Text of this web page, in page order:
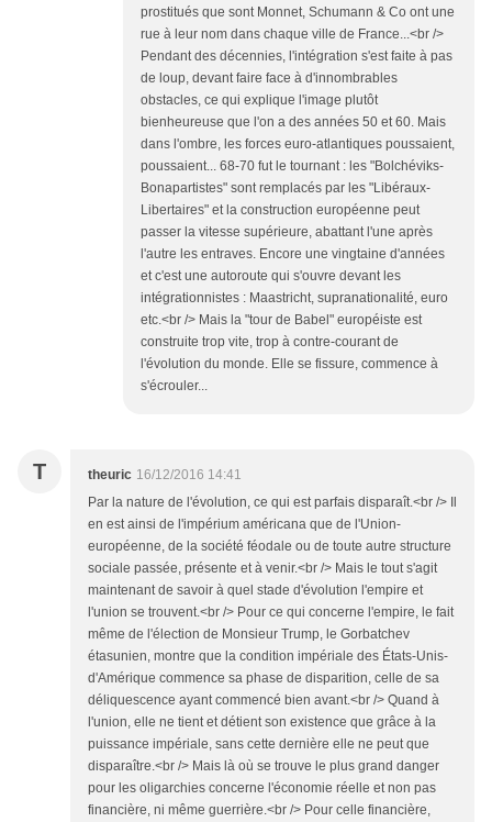
prostitués que sont Monnet, Schumann & Co ont une
rue à leur nom dans chaque ville de France...<br />
Pendant des décennies, l'intégration s'est faite à pas
de loup, devant faire face à d'innombrables
obstacles, ce qui explique l'image plutôt
bienheureuse que l'on a des années 50 et 60. Mais
dans l'ombre, les forces euro-atlantiques poussaient,
poussaient... 68-70 fut le tournant : les "Bolchéviks-
Bonapartistes" sont remplacés par les "Libéraux-
Libertaires" et la construction européenne peut
passer la vitesse supérieure, abattant l'une après
l'autre les entraves. Encore une vingtaine d'années
et c'est une autoroute qui s'ouvre devant les
intégrationnistes : Maastricht, supranationalité, euro
etc.<br /> Mais la "tour de Babel" européiste est
construite trop vite, trop à contre-courant de
l'évolution du monde. Elle se fissure, commence à
s'écrouler...
T theuric 16/12/2016 14:41
Par la nature de l'évolution, ce qui est parfais disparaît.<br /> Il
en est ainsi de l'impérium américana que de l'Union-
européenne, de la société féodale ou de toute autre structure
sociale passée, présente et à venir.<br /> Mais le tout s'agit
maintenant de savoir à quel stade d'évolution l'empire et
l'union se trouvent.<br /> Pour ce qui concerne l'empire, le fait
même de l'élection de Monsieur Trump, le Gorbatchev
étasunien, montre que la condition impériale des États-Unis-
d'Amérique commence sa phase de disparition, celle de sa
déliquescence ayant commencé bien avant.<br /> Quand à
l'union, elle ne tient et détient son existence que grâce à la
puissance impériale, sans cette dernière elle ne peut que
disparaître.<br /> Mais là où se trouve le plus grand danger
pour les oligarchies concerne l'économie réelle et non pas
financière, ni même guerrière.<br /> Pour celle financière,